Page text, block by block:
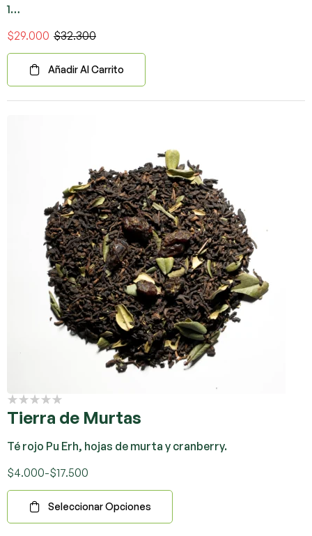
1…
$32.300
$29.000
Añadir Al Carrito
Tierra de Murtas
Té rojo Pu Erh, hojas de murta y cranberry.
$4.000-$17.500
Seleccionar Opciones